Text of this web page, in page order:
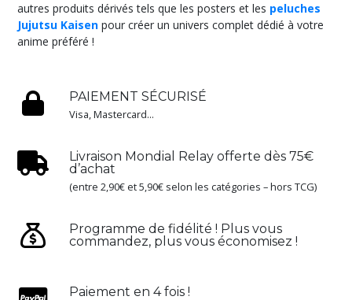
autres produits dérivés tels que les posters et les peluches
Jujutsu Kaisen pour créer un univers complet dédié à votre
anime préféré !
PAIEMENT SÉCURISÉ
Visa, Mastercard...
Livraison Mondial Relay offerte dès 75€
d’achat
(entre 2,90€ et 5,90€ selon les catégories – hors TCG)
Programme de fidélité ! Plus vous
commandez, plus vous économisez !
Paiement en 4 fois !